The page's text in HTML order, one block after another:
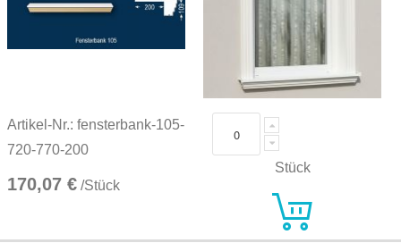
Artikel-Nr.: fensterbank-105-
720-770-200
170,07 € /Stück
Stück